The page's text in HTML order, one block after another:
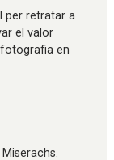
per retratar a
el valor
en